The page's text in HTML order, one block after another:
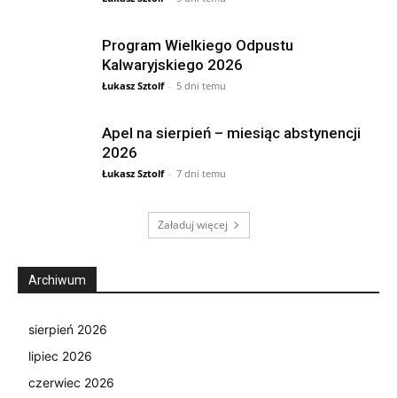
Program Wielkiego Odpustu
Kalwaryjskiego 2026
Łukasz Sztolf - 5 dni temu
Apel na sierpień – miesiąc abstynencji
2026
Łukasz Sztolf - 7 dni temu
Załaduj więcej
Archiwum
sierpień 2026
lipiec 2026
czerwiec 2026